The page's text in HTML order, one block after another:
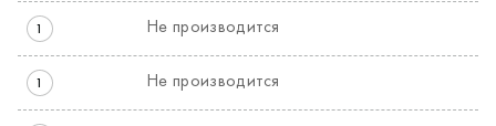
1 Не производится
1 Не производится